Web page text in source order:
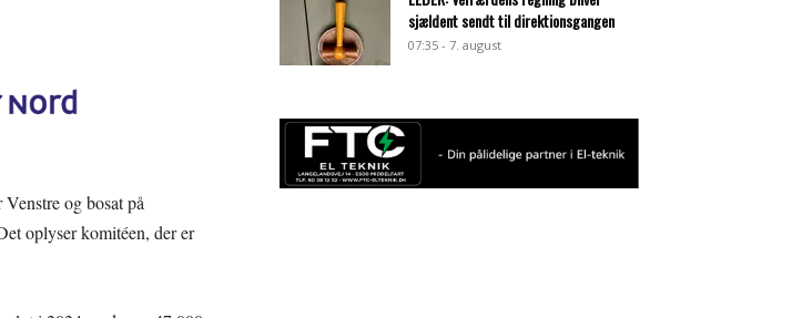
og bosat på
oplyser komitéen, der er
sjældent sendt til direktionsgangen
07:35 - 7. august